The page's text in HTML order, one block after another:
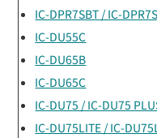
IC-DPR7SBT / IC-
IC-DU55C
IC-DU65B
IC-DU65C
IC-DU75 / IC-DU75
IC-DU75LITE / IC-